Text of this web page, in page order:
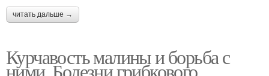
читать дальше →
Курчавость малины и борьба с